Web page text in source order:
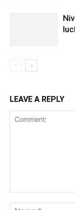
LEAVE A REPLY